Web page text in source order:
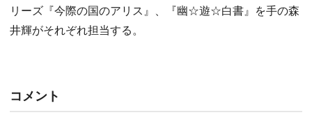
リーズ『今際の国のアリス』、『幽☆遊☆白書』を手の森
井輝がそれぞれ担当する。
コメント